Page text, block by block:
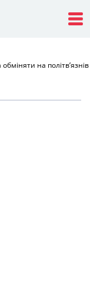
на політв’язнів